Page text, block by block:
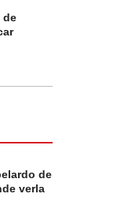
de
de
verla